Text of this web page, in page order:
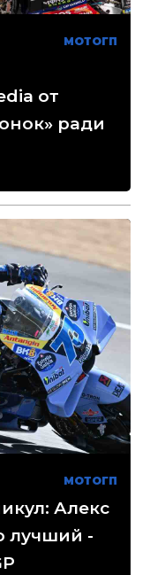
МОТОГП
от
ради
МОТОГП
Алекс
лучший -